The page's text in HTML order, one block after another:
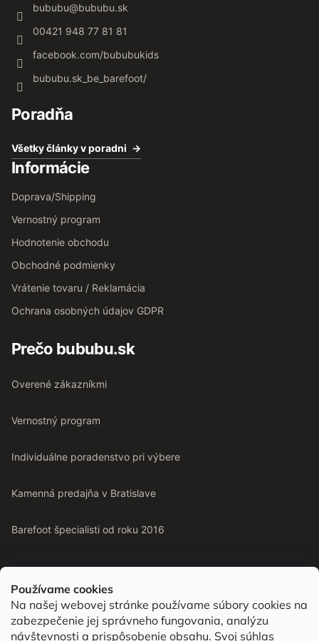
Používame cookies
Na našej webovej stránke používame súbory cookies na
zabezpečenie jej správneho fungovania, analýzu
návštevnosti a prispôsobenie obsahu. Svoj súhlas
bububu@bububu.sk
00421 948 77 81 81
facebook.com/bububukids
bububu.sk_be_barefoot/
Poradňa
Všetky články v poradni
Informácie
Doprava/Shipping
Vernostný program
Hodnotenie obchodu
Obchodné podmienky
Vrátenie tovaru / Reklamácia
Ochrana osobných údajov GDPR
Prečo bububu.sk
Overené zákazníkmi
Vernostný program
Individuálne poradenstvo pri výbere
Kamenná predajňa v Bratislave
Barefoot špecialisti od roku 2016
Od roku 2016 pomáhame vyberať barefoot topánky podľa
chodidla. Nájdete nás aj v predajni v Bratislave.